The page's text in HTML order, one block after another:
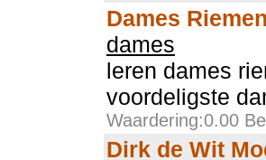
Dames Riemen
dames
leren dames
voordeligste
Waardering:0.00
Dirk de Wit